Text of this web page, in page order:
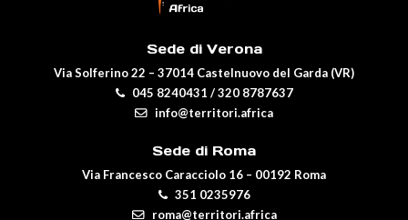
Sede di Verona
Via Solferino 22 – 37014 Castelnuovo del Garda (VR)
045 8240431 /320 8787637
info@territori.africa
Sede di Roma
Via Francesco Caracciolo 16 – 00192 Roma
351 0235976
roma@territori.africa